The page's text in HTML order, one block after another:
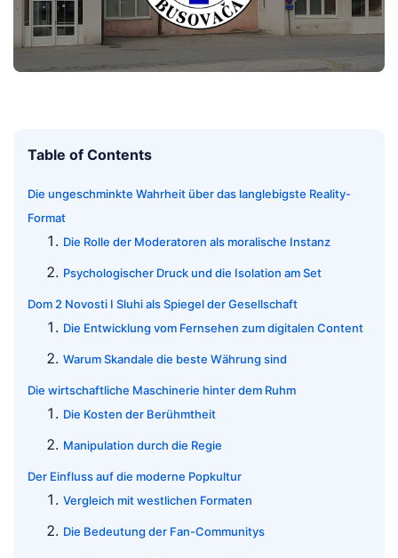
Table of Contents
Die ungeschminkte Wahrheit über das langlebigste Reality-
Format
Die Rolle der Moderatoren als moralische Instanz
Psychologischer Druck und die Isolation am Set
Dom 2 Novosti I Sluhi als Spiegel der Gesellschaft
Die Entwicklung vom Fernsehen zum digitalen Content
Warum Skandale die beste Währung sind
Die wirtschaftliche Maschinerie hinter dem Ruhm
Die Kosten der Berühmtheit
Manipulation durch die Regie
Der Einfluss auf die moderne Popkultur
Vergleich mit westlichen Formaten
Die Bedeutung der Fan-Communitys